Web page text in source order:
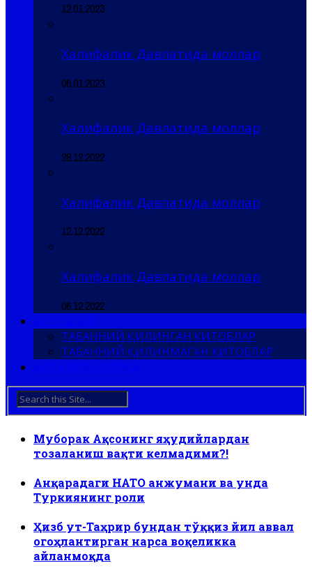
12.01.2023
Халифалик Давлатида моллар
06.01.2023
Халифалик Давлатида моллар
28.12.2022
Халифалик Давлатида моллар
12.12.2022
Халифалик Давлатида моллар
06.12.2022
ТАБАННИЙ ҚИЛИНГАН КИТОБЛАР
ТАБАННИЙ ҚИЛИНМАГАН КИТОБЛАР
Муборак Ақсонинг яҳудийлардан
тозаланиш вақти келмадими?!
Анқарадаги НАТО анжумани ва унда
Туркиянинг роли
Ҳизб ут-Таҳрир бундан тўққиз йил аввал
огоҳлантирган нарса воқеликка
айланмоқда